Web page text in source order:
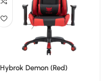
Hybrok Demon (Red)